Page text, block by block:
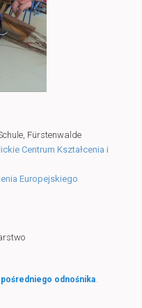
Fürstenwalde
Centrum Kształcenia i
Europejskiego
odnośnika.